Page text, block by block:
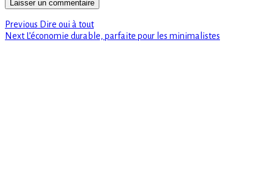
Navigation
de
Previous Previous
post:
Dire oui à tout
Next Next
L’économie durable, parfaite pour les minimalistes